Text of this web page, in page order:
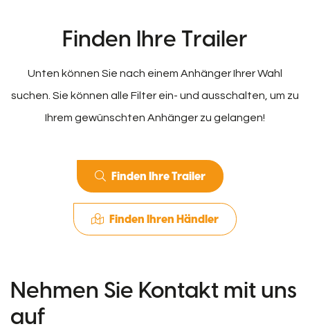
Finden Ihre Trailer
Unten können Sie nach einem Anhänger Ihrer Wahl
suchen. Sie können alle Filter ein- und ausschalten, um zu
Ihrem gewünschten Anhänger zu gelangen!
Finden Ihre Trailer
Finden Ihren Händler
Nehmen Sie Kontakt mit uns
auf